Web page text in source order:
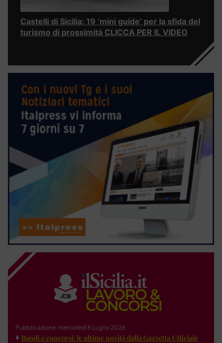
Castelli di Sicilia: 19 ‘mini guide’ per la sfida del
turismo di prossimità CLICCA PER IL VIDEO
Pubblicazione: mercoledì 8 Luglio 2026
Bandi e concorsi: le ultime novità dalla Gazzetta Ufficiale